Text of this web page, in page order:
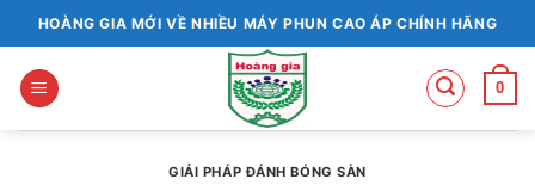
qua
nội
dung
HOÀNG GIA MỚI VỀ NHIỀU MÁY PHUN CAO ÁP CHÍNH HÃNG
0
GIẢI PHÁP ĐÁNH BÓNG SÀN